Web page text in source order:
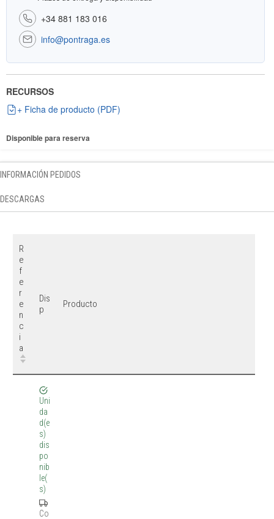
+34 881 183 016
info@pontraga.es
RECURSOS
+ Ficha de producto (PDF)
Disponible para reserva
INFORMACIÓN PEDIDOS
DESCARGAS
R
e
f
e
r
e
n
c
i
a
Dis
p
Producto
Uni
da
d(e
s)
dis
po
nib
le(
s)
Co